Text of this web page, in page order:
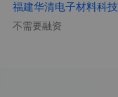
福建华清电子材料科技
不需要融资